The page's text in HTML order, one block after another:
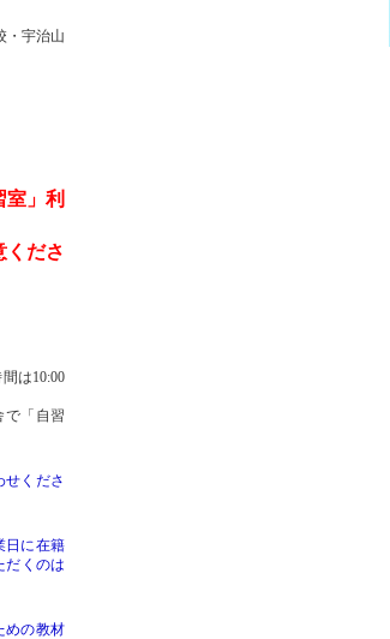
・宇治山
」利
くださ
は10:00
で「自習
せくださ
日に在籍
だくのは
めの教材